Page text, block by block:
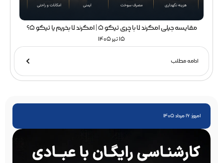
مقایسه جیلی امگرند 7 با چری تیگو 5 | امگرند 7 بخریم یا تیگو 5؟
15 تیر 1405
ادامه مطلب
امروز: 16 مرداد 1405